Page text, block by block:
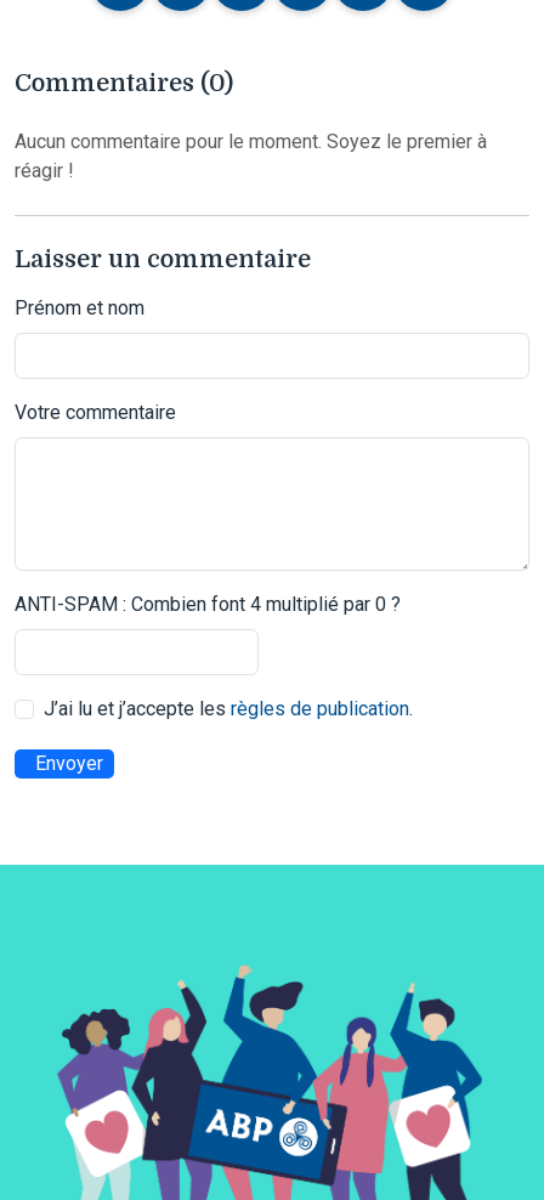
Commentaires (0)
Aucun commentaire pour le moment. Soyez le premier à
réagir !
Laisser un commentaire
Prénom et nom
Votre commentaire
ANTI-SPAM : Combien font 4 multiplié par 0 ?
J’ai lu et j’accepte les règles de publication.
Envoyer